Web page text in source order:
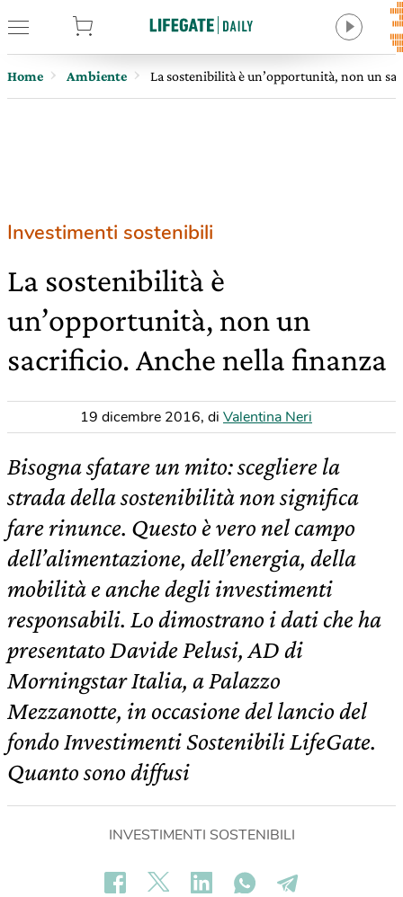
Home Ambiente La sostenibilità è un’opportunità, non un
Investimenti sostenibili
La sostenibilità è
un’opportunità, non un
sacrificio. Anche nella finanza
19 dicembre 2016, di Valentina Neri
Bisogna sfatare un mito: scegliere la
strada della sostenibilità non significa
fare rinunce. Questo è vero nel campo
dell’alimentazione, dell’energia, della
mobilità e anche degli investimenti
responsabili. Lo dimostrano i dati che ha
presentato Davide Pelusi, AD di
Morningstar Italia, a Palazzo
Mezzanotte, in occasione del lancio del
fondo Investimenti Sostenibili LifeGate.
Quanto sono diffusi
INVESTIMENTI SOSTENIBILI